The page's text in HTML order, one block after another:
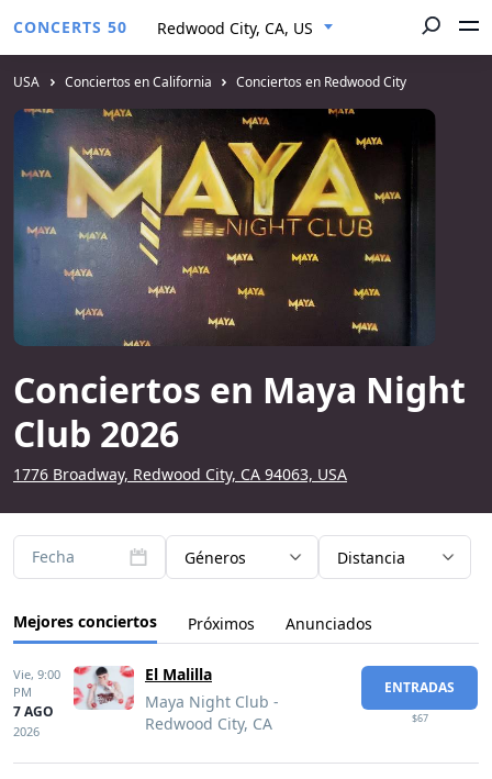
CONCERTS 50 Redwood City, CA, US
USA Conciertos en California Conciertos en Redwood City
Conciertos en Maya Night
Club 2026
1776 Broadway, Redwood City, CA 94063, USA
Fecha Géneros Distancia
Mejores conciertos Próximos Anunciados
Vie, 9:00
PM
7 AGO
2026
El Malilla
Maya Night Club -
Redwood City, CA
ENTRADAS
$67